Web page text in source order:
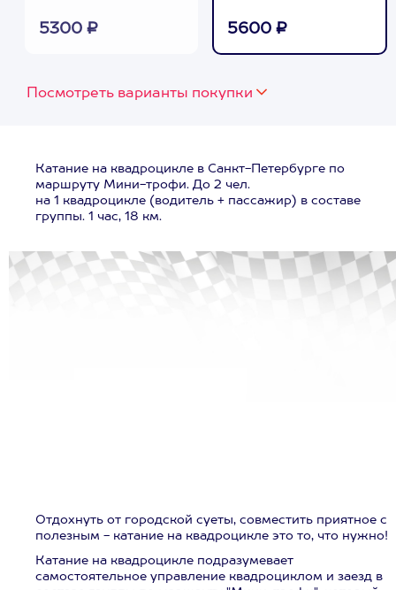
5300 ₽ 5600 ₽
Посмотреть варианты покупки
Катание на квадроцикле в Санкт-Петербурге по
маршруту Мини-трофи. До 2 чел.
на 1 квадроцикле (водитель + пассажир) в составе
группы. 1 час, 18 км.
Отдохнуть от городской суеты, совместить приятное с
полезным - катание на квадроцикле это то, что нужно!
Катание на квадроцикле подразумевает
самостоятельное управление квадроциклом и заезд в